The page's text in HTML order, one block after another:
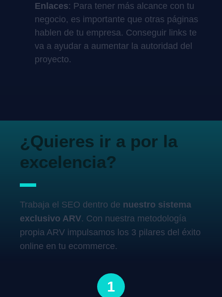
Enlaces: Para tener más alcance con tu
negocio, es importante que otras páginas
hablen de tu empresa. Conseguir links te
va a ayudar a aumentar la autoridad del
proyecto.
¿Quieres ir a por la
excelencia?
Trabaja el SEO dentro de nuestro sistema
exclusivo ARV. Con nuestra metodología
propia ARV impulsamos los 3 pilares del éxito
online en tu ecommerce.
1